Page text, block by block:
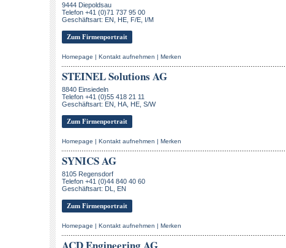
9444 Diepoldsau
Telefon +41 (0)71 737 95 00
Geschäftsart: EN, HE, F/E, I/M
Zum Firmenportrait
Homepage | Kontakt aufnehmen | Merken
STEINEL Solutions AG
8840 Einsiedeln
Telefon +41 (0)55 418 21 11
Geschäftsart: EN, HA, HE, S/W
Zum Firmenportrait
Homepage | Kontakt aufnehmen | Merken
SYNICS AG
8105 Regensdorf
Telefon +41 (0)44 840 40 60
Geschäftsart: DL, EN
Zum Firmenportrait
Homepage | Kontakt aufnehmen | Merken